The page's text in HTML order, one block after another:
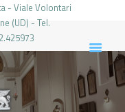
- Viale Volontari
(UD) - Tel.
UDINE